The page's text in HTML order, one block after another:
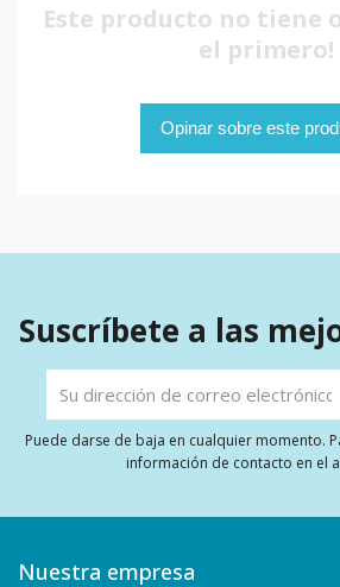
Este producto no tiene
el primero!
Opinar sobre este
Suscríbete a las
Puede darse de baja en cualquier momento.
información de contacto en el
Nuestra empresa